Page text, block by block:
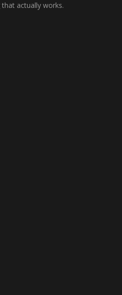
actually works.